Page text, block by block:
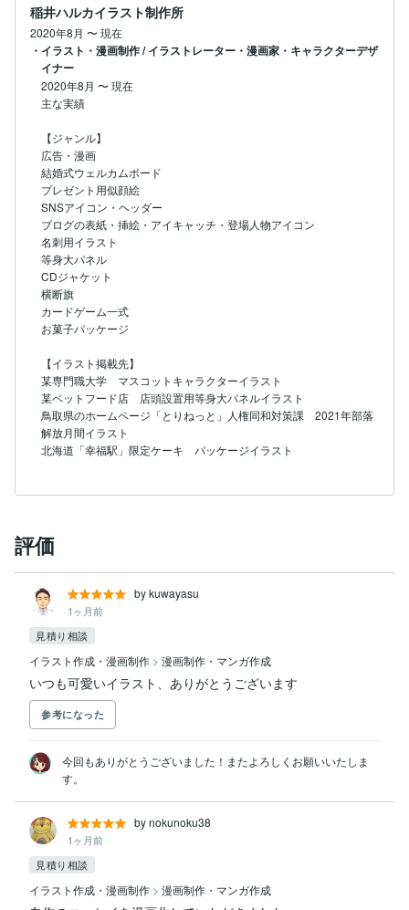
稲井ハルカイラスト制作所
2020年8月 〜現在
・イラスト・漫画制作 / イラストレーター・漫画家・キャラクターデザ
イナー
2020年8月 〜現在
主な実績
【ジャンル】
広告・漫画
結婚式ウェルカムボード
プレゼント用似顔絵
SNSアイコン・ヘッダー
ブログの表紙・挿絵・アイキャッチ・登場人物アイコン
名刺用イラスト
等身大パネル
CDジャケット
横断旗
カードゲーム一式
お菓子パッケージ
【イラスト掲載先】
某専門職大学　マスコットキャラクターイラスト
某ペットフード店　店頭設置用等身大パネルイラスト
鳥取県のホームページ「とりねっと」人権同和対策課　2021年部落
解放月間イラスト
北海道「幸福駅」限定ケーキ　パッケージイラスト
評価
by kuwayasu
1ヶ月前
見積り相談
イラスト作成・漫画制作 > 漫画制作・マンガ作成
いつも可愛いイラスト、ありがとうございます
参考になった
今回もありがとうございました！またよろしくお願いいたしま
す。
by nokunoku38
1ヶ月前
見積り相談
イラスト作成・漫画制作 > 漫画制作・マンガ作成